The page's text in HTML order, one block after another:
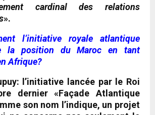
cardinal des relations
».
l’initiative royale atlantique
la position du Maroc en tant
Afrique?
l’initiative lancée par le Roi
dernier «Façade Atlantique
son nom l’indique, un projet